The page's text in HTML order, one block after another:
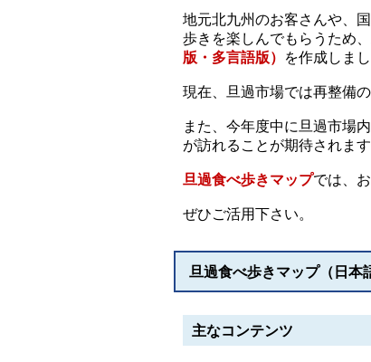
地元北九州のお客さんや、
歩きを楽しんでもらうため
版・多言語版）
を作成しまし
現在、旦過市場では再整備
また、今年度中に旦過市場
が訪れることが期待されます
旦過食べ歩きマップでは、
ぜひご活用下さい。
旦過食べ歩きマップ（日本
主なコンテンツ